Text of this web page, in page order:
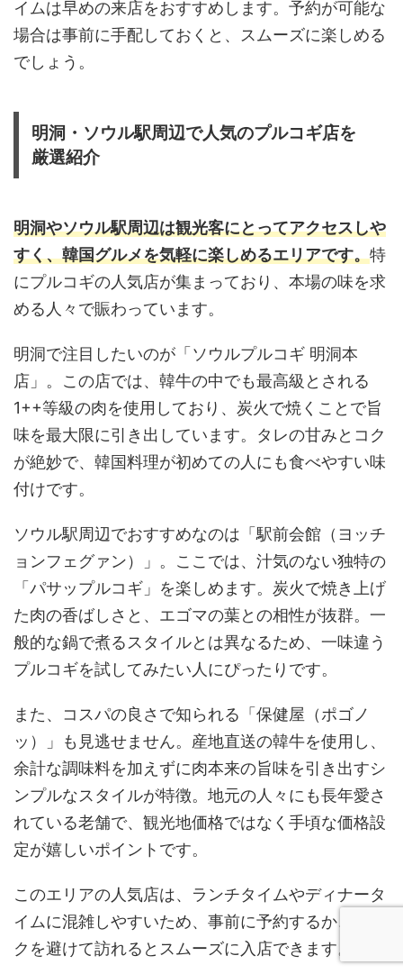
イムは早めの来店をおすすめします。予約が可能な
場合は事前に手配しておくと、スムーズに楽しめる
でしょう。
明洞・ソウル駅周辺で人気のプルコギ店を
厳選紹介
明洞やソウル駅周辺は観光客にとってアクセスしや
すく、韓国グルメを気軽に楽しめるエリアです。特
にプルコギの人気店が集まっており、本場の味を求
める人々で賑わっています。
明洞で注目したいのが「ソウルプルコギ 明洞本
店」。この店では、韓牛の中でも最高級とされる
1++等級の肉を使用しており、炭火で焼くことで旨
味を最大限に引き出しています。タレの甘みとコク
が絶妙で、韓国料理が初めての人にも食べやすい味
付けです。
ソウル駅周辺でおすすめなのは「駅前会館（ヨッチ
ョンフェグァン）」。ここでは、汁気のない独特の
「パサップルコギ」を楽しめます。炭火で焼き上げ
た肉の香ばしさと、エゴマの葉との相性が抜群。一
般的な鍋で煮るスタイルとは異なるため、一味違う
プルコギを試してみたい人にぴったりです。
また、コスパの良さで知られる「保健屋（ポゴノ
ッ）」も見逃せません。産地直送の韓牛を使用し、
余計な調味料を加えずに肉本来の旨味を引き出すシ
ンプルなスタイルが特徴。地元の人々にも長年愛さ
れている老舗で、観光地価格ではなく手頃な価格設
定が嬉しいポイントです。
このエリアの人気店は、ランチタイムやディナータ
イムに混雑しやすいため、事前に予約するか、ピー
クを避けて訪れるとスムーズに入店できます。